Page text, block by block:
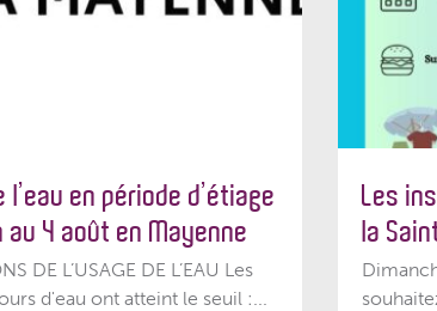
l’eau en période d’étiage
4 août en Mayenne
DE L’USAGE DE L’EAU Les
d'eau ont atteint le seuil :...
Les
la